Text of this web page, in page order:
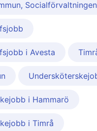
Socialförvaltningen
i Avesta
i Hammarö
i Timrå